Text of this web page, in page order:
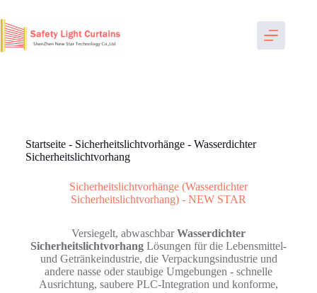
Inhalt
springen
Startseite- Sicherheitslichtvorhänge- Wasserdichter
Sicherheitslichtvorhang
Sicherheitslichtvorhänge (Wasserdichter
Sicherheitslichtvorhang) - NEW STAR
Versiegelt, abwaschbarWasserdichter
Sicherheitslichtvorhang Lösungen für die Lebensmittel-
und Getränkeindustrie, die Verpackungsindustrie und
andere nasse oder staubige Umgebungen - schnelle
Ausrichtung, saubere PLC-Integration und konforme,